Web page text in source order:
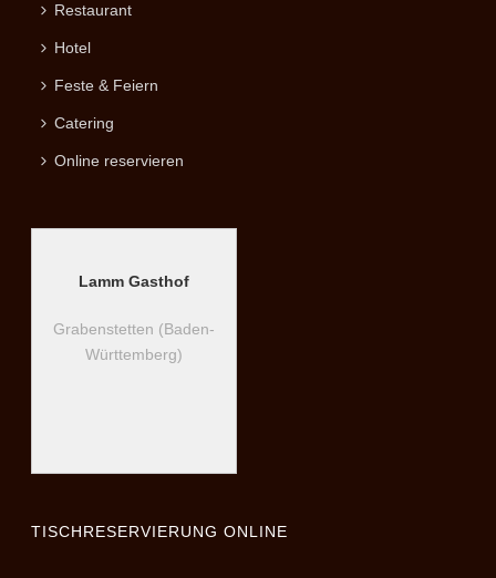
Restaurant
Hotel
Feste & Feiern
Catering
Online reservieren
Lamm Gasthof
Grabenstetten (Baden-
Württemberg)
TISCHRESERVIERUNG ONLINE